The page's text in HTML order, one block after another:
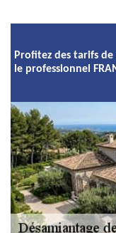
Profitez des tarifs
le professionnel